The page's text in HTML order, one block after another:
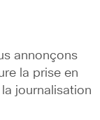
annonçons
la prise en
journalisation